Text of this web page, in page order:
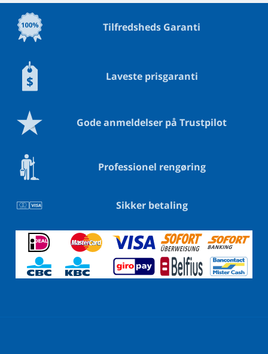
Tilfredsheds Garanti
Laveste prisgaranti
Gode anmeldelser på Trustpilot
Professionel rengøring
Sikker betaling